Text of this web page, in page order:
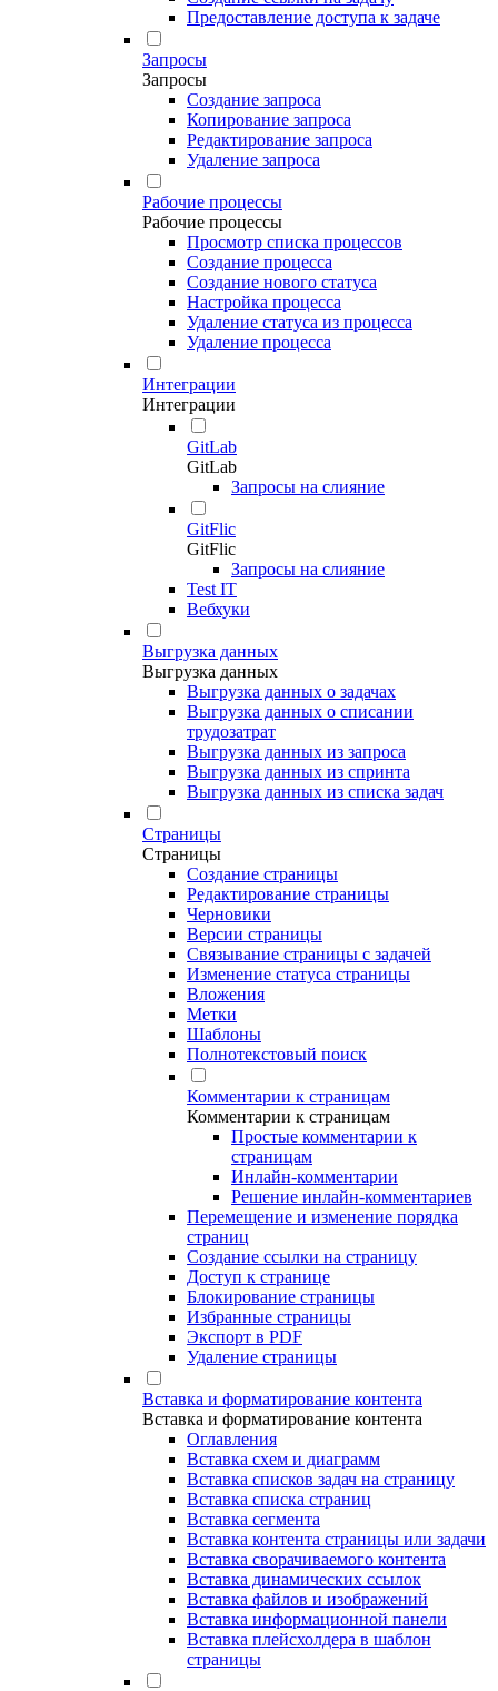
Предоставление доступа к задаче
Запросы
Запросы
Создание запроса
Копирование запроса
Редактирование запроса
Удаление запроса
Рабочие процессы
Рабочие процессы
Просмотр списка процессов
Создание процесса
Создание нового статуса
Настройка процесса
Удаление статуса из процесса
Удаление процесса
Интеграции
Интеграции
GitLab
GitLab
Запросы на слияние
GitFlic
GitFlic
Запросы на слияние
Test IT
Вебхуки
Выгрузка данных
Выгрузка данных
Выгрузка данных о задачах
Выгрузка данных о списании
трудозатрат
Выгрузка данных из запроса
Выгрузка данных из спринта
Выгрузка данных из списка задач
Страницы
Страницы
Создание страницы
Редактирование страницы
Черновики
Версии страницы
Связывание страницы с задачей
Изменение статуса страницы
Вложения
Метки
Шаблоны
Полнотекстовый поиск
Комментарии к страницам
Комментарии к страницам
Простые комментарии к
страницам
Инлайн-комментарии
Решение инлайн-комментариев
Перемещение и изменение порядка
страниц
Создание ссылки на страницу
Доступ к странице
Блокирование страницы
Избранные страницы
Экспорт в PDF
Удаление страницы
Вставка и форматирование контента
Вставка и форматирование контента
Оглавления
Вставка схем и диаграмм
Вставка списков задач на страницу
Вставка списка страниц
Вставка сегмента
Вставка контента страницы или задачи
Вставка сворачиваемого контента
Вставка динамических ссылок
Вставка файлов и изображений
Вставка информационной панели
Вставка плейсхолдера в шаблон
страницы